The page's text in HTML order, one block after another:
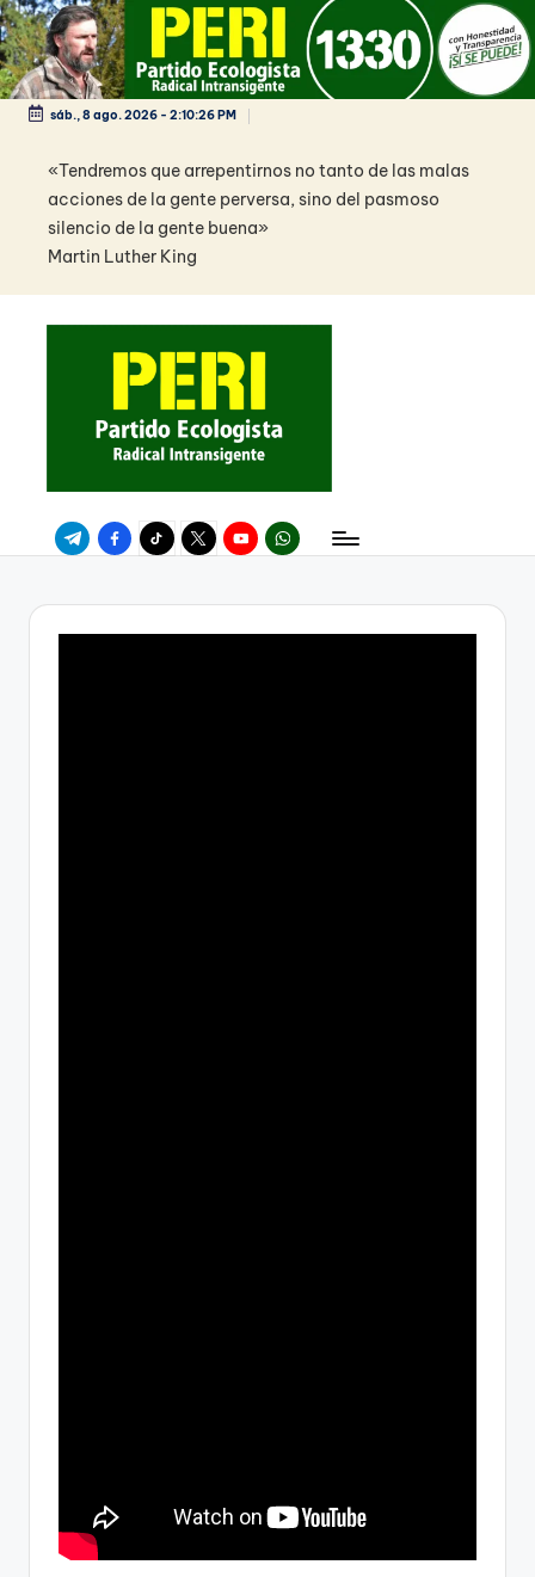
Saltar
al
contenidosáb., 8 ago. 2026- 2:10:27 PM
«Tendremos que arrepentirnos no tanto de las malas
acciones de la gente perversa, sino del pasmoso
silencio de la gente buena»
Martin Luther King
TelegramFacebookTikTokTwitterYoutubeWhatsApp